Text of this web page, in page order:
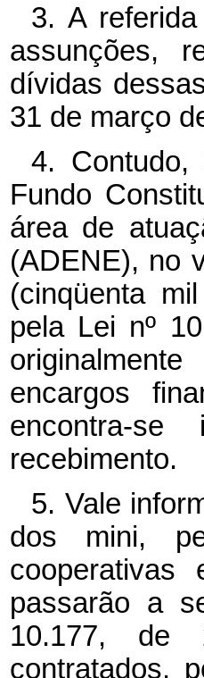
3. A
assunções,
dívidas
31 de março
4. Contudo,
Fundo
área de
(ADENE), no
(cinqüenta
pela Lei nº
encargos
encontra-
recebimento.
5. Vale
dos mini,
cooperativas
passarão a
10.177, de
contratados,